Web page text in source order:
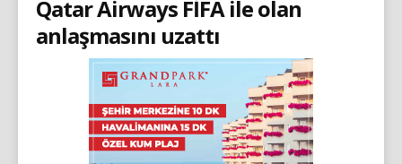
Qatar Airways FİFA ile olan
anlaşmasını uzattı